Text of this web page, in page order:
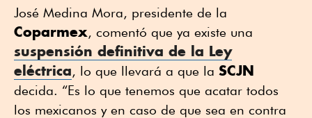
José Medina Mora, presidente de la
Coparmex, comentó que ya existe una
suspensión definitiva de la Ley
eléctrica, lo que llevará a que la SCJN
decida. “Es lo que tenemos que acatar todos
los mexicanos y en caso de que sea en contra